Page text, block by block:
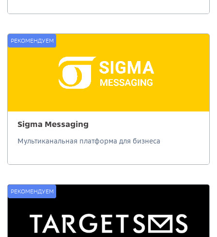
РЕКОМЕНДУЕМ
Sigma Messaging
Мультиканальная платформа для бизнеса
РЕКОМЕНДУЕМ